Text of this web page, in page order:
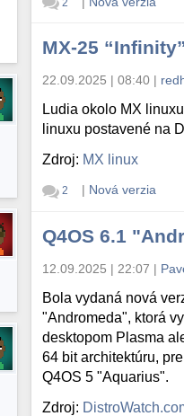
2
MX-25
22.09.2025 | 08:40 |
Ludia okolo MX
linuxu postavené na
Zdroj: MX linux
2 | Nová verzia
Q4OS 6.1
12.09.2025 | 22:07 |
Bola vydaná nová
"Andromeda", ktorá
desktopom Plasma
64 bit architektúru,
Q4OS 5 "Aquarius".
Zdroj: